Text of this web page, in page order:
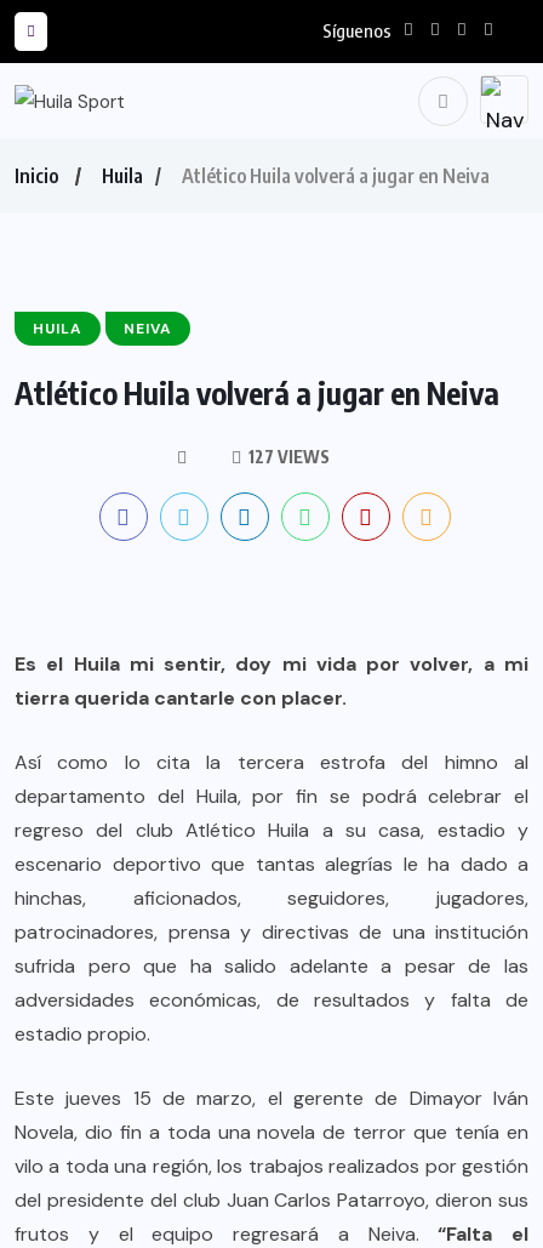
Síguenos
Inicio Huila Atlético Huila volverá a jugar en Neiva
HUILA NEIVA
Atlético Huila volverá a jugar en Neiva
127 VIEWS
Es el Huila mi sentir, doy mi vida por volver, a mi
tierra querida cantarle con placer.
Así como lo cita la tercera estrofa del himno al
departamento del Huila, por fin se podrá celebrar el
regreso del club Atlético Huila a su casa, estadio y
escenario deportivo que tantas alegrías le ha dado a
hinchas, aficionados, seguidores, jugadores,
patrocinadores, prensa y directivas de una institución
sufrida pero que ha salido adelante a pesar de las
adversidades económicas, de resultados y falta de
estadio propio.
Este jueves 15 de marzo, el gerente de Dimayor Iván
Novela, dio fin a toda una novela de terror que tenía en
vilo a toda una región, los trabajos realizados por gestión
del presidente del club Juan Carlos Patarroyo, dieron sus
frutos y el equipo regresará a Neiva.“Falta el